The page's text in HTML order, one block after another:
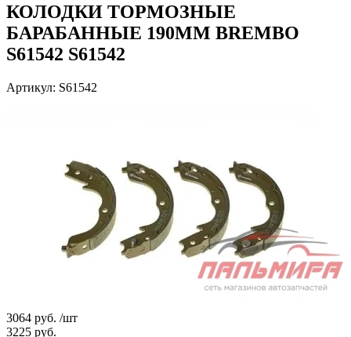
КОЛОДКИ ТОРМОЗНЫЕ
БАРАБАННЫЕ 190ММ BREMBO
S61542 S61542
Артикул: S61542
3064 руб. /шт
3225 руб.